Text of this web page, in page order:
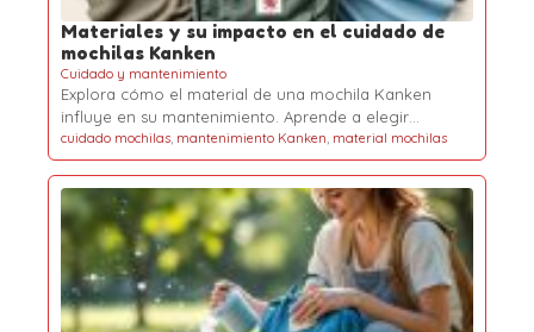
Materiales y su impacto en el cuidado de
mochilas Kanken
Cuidado y mantenimiento
Explora cómo el material de una mochila Kanken
influye en su mantenimiento. Aprende a elegir…
cuidado mochilas, mantenimiento Kanken, material mochilas